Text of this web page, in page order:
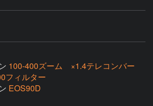
100-400ズーム ×1.4テレコンバー
フィルター
EOS90D